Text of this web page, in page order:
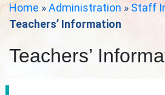
Home »Administration » Staff
Teachers’ Information
Teachers’